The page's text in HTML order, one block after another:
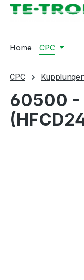
Zur
Home CPC
CPC
60500 -